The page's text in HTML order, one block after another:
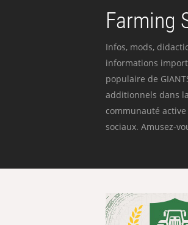
Farming
Infos, mods,
informations
populaire de
additionnels dans
communauté
sociaux. Amusez-